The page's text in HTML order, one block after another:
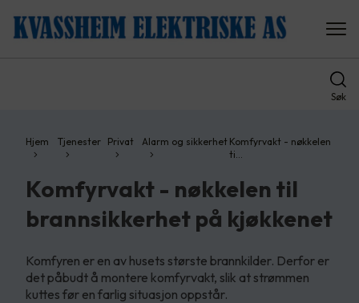
Søk
Hjem Tjenester Privat Alarm og sikkerhet Komfyrvakt - nøkkelen
ti…
Komfyrvakt - nøkkelen til
brannsikkerhet på kjøkkenet
Komfyren er en av husets største brannkilder. Derfor er
det påbudt å montere komfyrvakt, slik at strømmen
kuttes før en farlig situasjon oppstår.